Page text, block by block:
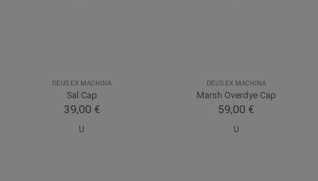
DEUS EX MACHINA
Sal Cap
39,00 €
U
DEUS EX MACHINA
Marsh Overdye Cap
59,00 €
U